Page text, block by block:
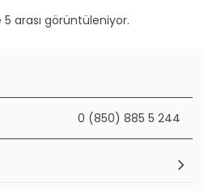
arası görüntüleniyor.
0 (850) 885 5 244